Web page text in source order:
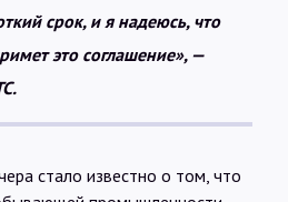
срок, и я надеюсь, что
это соглашение», —
стало известно о том, что